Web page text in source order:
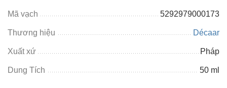
Mã vạch 5292979000173
Thương hiệu Décaar
Xuất xứ Pháp
Dung Tích 50 ml